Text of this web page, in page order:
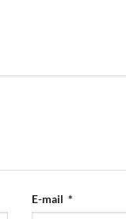
E-mail *